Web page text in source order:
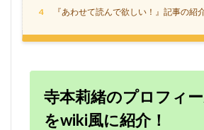
4 『あわせて読んで欲しい！』記事の紹
寺本莉緒のプロフィ
をwiki風に紹介！